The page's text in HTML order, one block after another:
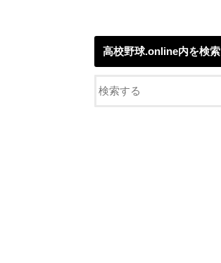
高校野球.online内を検索